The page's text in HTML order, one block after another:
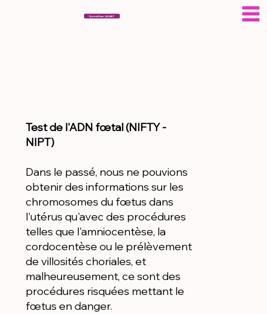
Qui est Eser AGAR?
Test de l'ADN fœtal (NIFTY -
NIPT)
Dans le passé, nous ne pouvions
obtenir des informations sur les
chromosomes du fœtus dans
l'utérus qu'avec des procédures
telles que l'amniocentèse, la
cordocentèse ou le prélèvement
de villosités choriales, et
malheureusement, ce sont des
procédures risquées mettant le
fœtus en danger.